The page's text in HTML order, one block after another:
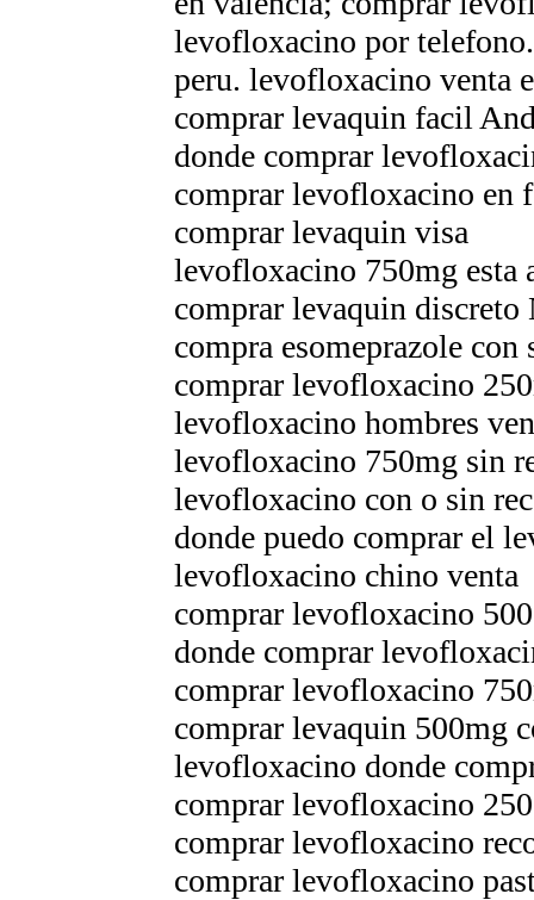
levofloxacino por
peru. levofloxacino venta
comprar levaquin facil
donde comprar
comprar levofloxacino en
comprar levaquin visa
levofloxacino 750mg esta
comprar levaquin discreto
compra esomeprazole
comprar levofloxacino
levofloxacino hombres
levofloxacino 750mg sin
levofloxacino con o sin
donde puedo comprar el
levofloxacino chino venta
comprar levofloxacino
donde comprar
comprar levofloxacino
comprar levaquin 500mg
levofloxacino donde
comprar levofloxacino
comprar levofloxacino
comprar levofloxacino